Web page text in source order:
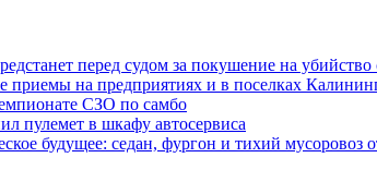
перед судом за покушение на убийство
на предприятиях и в поселках
СЗО по самбо
пулемет в шкафу автосервиса
будущее: седан, фургон и тихий мусоровоз